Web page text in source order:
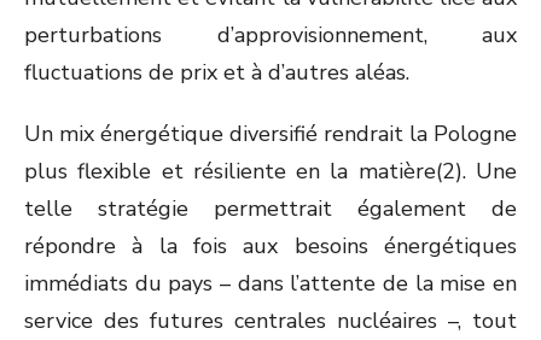
perturbations d’approvisionnement, aux
fluctuations de prix et à d’autres aléas.
Un mix énergétique diversifié rendrait la Pologne
plus flexible et résiliente en la matière(2). Une
telle stratégie permettrait également de
répondre à la fois aux besoins énergétiques
immédiats du pays – dans l’attente de la mise en
service des futures centrales nucléaires –, tout